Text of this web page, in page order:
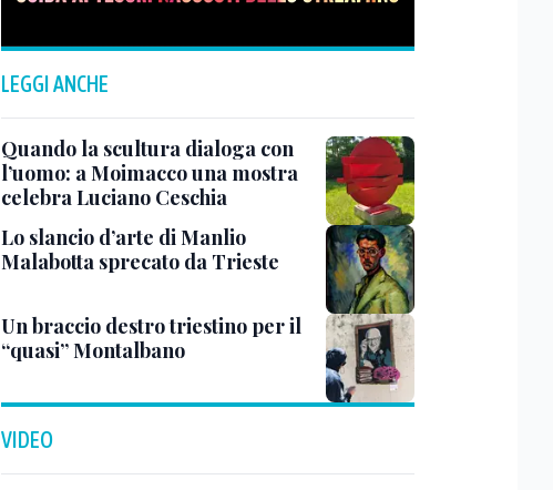
LEGGI ANCHE
Quando la scultura dialoga con
l’uomo: a Moimacco una mostra
celebra Luciano Ceschia
Lo slancio d’arte di Manlio
Malabotta sprecato da Trieste
Un braccio destro triestino per il
“quasi” Montalbano
VIDEO